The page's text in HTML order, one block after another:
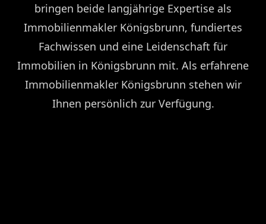
bringen beide langjährige Expertise als
Immobilienmakler Königsbrunn, fundiertes
Fachwissen und eine Leidenschaft für
Immobilien in Königsbrunn mit. Als erfahrene
Immobilienmakler Königsbrunn stehen wir
Ihnen persönlich zur Verfügung.